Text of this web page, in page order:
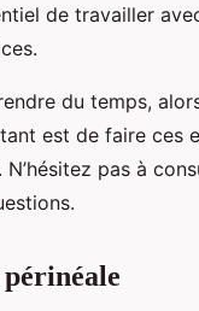
de travailler
du temps,
est de faire ces
pas à